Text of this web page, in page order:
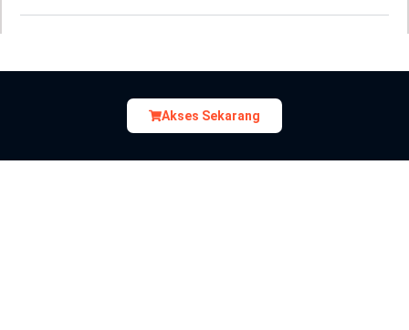
Akses Sekarang